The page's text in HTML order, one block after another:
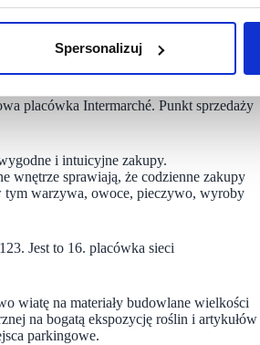
Spersonalizuj
r.), w ramach nagród TOP
& Biznes” (16. miejsce w 2021 r.).
placówka Intermarché. Punkt sprzedaży
i intuicyjne zakupy.
wnętrze sprawiają, że codzienne zakupy
tym warzywa, owoce, pieczywo, wyroby
Jest to 16. placówka sieci
wiatę na materiały budowlane wielkości
na bogatą ekspozycję roślin i artykułów
parkingowe.